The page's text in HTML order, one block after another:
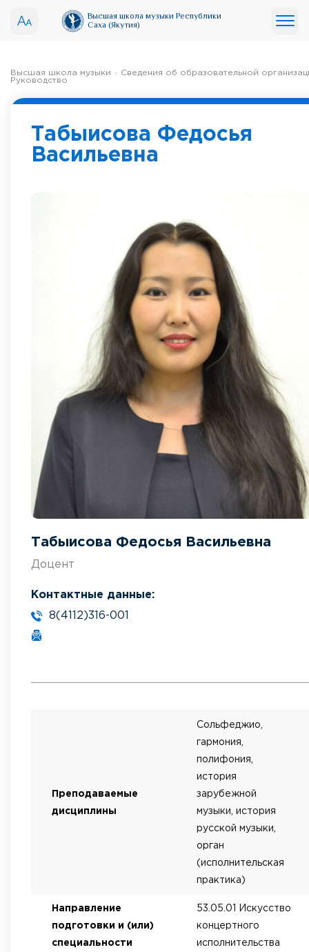
Высшая школа музыки Республики
Саха (Якутия)
Высшая школа музыки
Сведения об образовательной
Руководство
Табыисова Федосья
Васильевна
Табыисова Федосья Васильевна
Доцент
Контактные данные:
8(4112)316-001
Преподаваемые
дисциплины
Сольфеджио,
гармония,
полифония,
история
зарубежной
музыки, история
русской музыки,
орган
(исполнительская
практика)
Направление
подготовки и (или)
специальности
53.05.01 Искусство
концертного
исполнительства